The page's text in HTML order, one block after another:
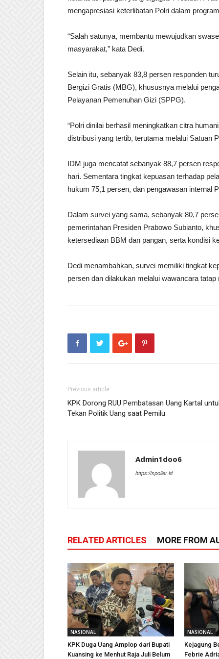
mengapresiasi keterlibatan Polri dalam
“Salah satunya, membantu mewujudkan
masyarakat,” kata Dedi.
Selain itu, sebanyak 83,8 persen responden
Bergizi Gratis (MBG), khususnya melalui
Pelayanan Pemenuhan Gizi (SPPG).
“Polri dinilai berhasil meningkatkan citra
distribusi yang tertib, terutama melalui Satuan
IDM juga mencatat sebanyak 88,7 persen
hari. Sementara tingkat kepuasan terhadap
hukum 75,1 persen, dan pengawasan internal
Dalam survei yang sama, sebanyak 80,7
pemerintahan Presiden Prabowo Subianto,
ketersediaan BBM dan pangan, serta kondisi
Dedi menambahkan, survei memiliki tingkat
persen dan dilakukan melalui wawancara
Previous article
KPK Dorong RUU Pembatasan Uang Kartal
Tekan Politik Uang saat Pemilu
Admin1doo6
https://spoiler.id
RELATED ARTICLES MORE FROM
NASIONAL
KPK Duga Uang Amplop dari Bupati
Kuansing ke Menhut Raja Juli Belum
NASIONAL
Kejagung
Febrie